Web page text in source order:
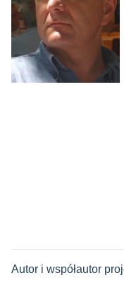
Autor i współautor